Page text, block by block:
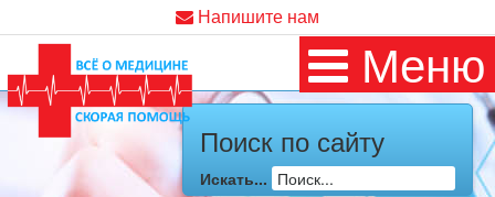
Напишите нам
Меню
Поиск по сайту
Искать...